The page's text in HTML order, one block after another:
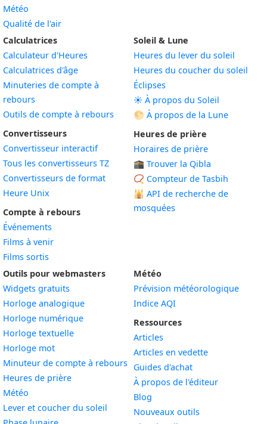
Météo
Qualité de l'air
Calculatrices
Calculateur d'Heures
Calculatrices d'âge
Minuteries de compte à
rebours
Outils de compte à rebours
Convertisseurs
Convertisseur interactif
Tous les convertisseurs TZ
Convertisseurs de format
Heure Unix
Compte à rebours
Événements
Films à venir
Films sortis
Soleil & Lune
Heures du lever du soleil
Heures du coucher du soleil
Éclipses
☀️ À propos du Soleil
🌕 À propos de la Lune
Heures de prière
Horaires de prière
🕋 Trouver la Qibla
📿 Compteur de Tasbih
🕌 API de recherche de
mosquées
Outils pour webmasters
Widgets gratuits
Horloge analogiqueWidget
Horloge numériqueWidget
Horloge textuelleWidget
Horloge motWidget
Minuteur de compte à rebours Widget
Heures de prièreWidget
Météo
Lever et coucher du soleil
Widget
Météo
Prévision météorologique
Indice AQI
Ressources
Articles
Articles en vedette
Guides d'achat
À propos de l'éditeur
Blog
Nouveaux outils